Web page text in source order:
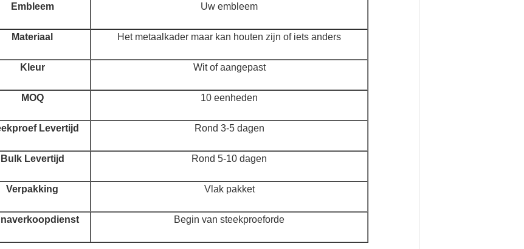
Embleem Uw embleem
Materiaal Het metaalkader maar kan houten zijn of iets anders
Kleur Wit of aangepast
MOQ 10 eenheden
Levertijd Rond 3-5 dagen
Bulk Levertijd Rond 5-10 dagen
Verpakking Vlak pakket
naverkoopdienst Begin van steekproeforde